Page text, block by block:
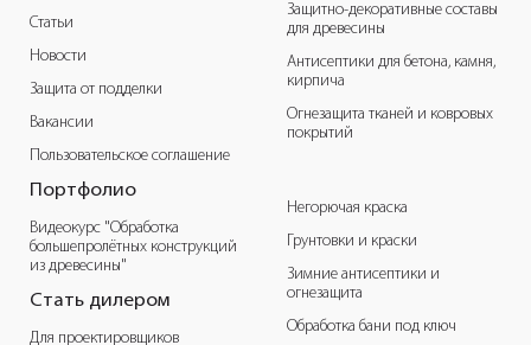
Статьи
Новости
Защита от подделки
Вакансии
Пользовательское соглашение
Портфолио
Видеокурс "Обработка
большепролётных конструкций
из древесины"
Стать дилером
Для проектировщиков
Защитно-декоративные составы
для древесины
Антисептики для бетона, камня,
кирпича
Огнезащита тканей и ковровых
покрытий
Негорючая краска
Грунтовки и краски
Зимние антисептики и
огнезащита
Обработка бани под ключ